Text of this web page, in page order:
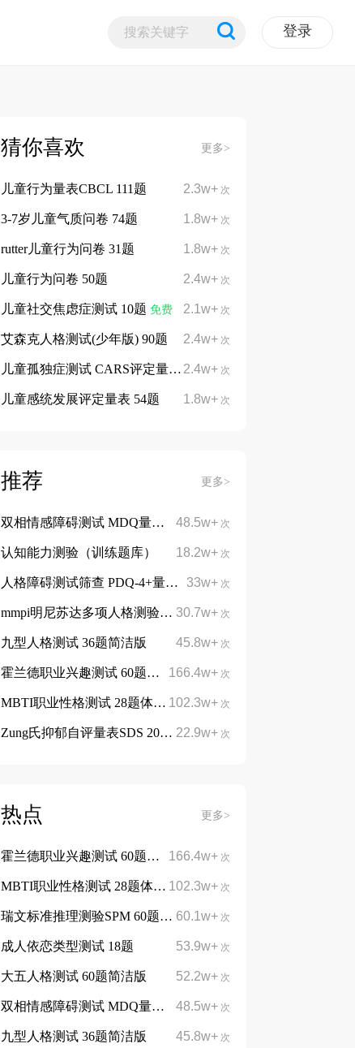
登录
猜你喜欢 更多>
2.3w+ 次
儿童行为量表CBCL 111题
1.8w+ 次
3-7岁儿童气质问卷 74题
1.8w+ 次
rutter儿童行为问卷 31题
2.4w+ 次
儿童行为问卷 50题
2.1w+ 次
儿童社交焦虑症测试 10题免费
2.4w+ 次
艾森克人格测试(少年版) 90题
2.4w+ 次
儿童孤独症测试 CARS评定量表 15题 免费
1.8w+ 次
儿童感统发展评定量表 54题
推荐 更多>
48.5w+ 次
双相情感障碍测试 MDQ量表13题
18.2w+ 次
认知能力测验（训练题库）
33w+ 次
人格障碍测试筛查 PDQ-4+量表 107题
30.7w+ 次
mmpi明尼苏达多项人格测验 566题完整版
45.8w+ 次
九型人格测试 36题简洁版
166.4w+ 次
霍兰德职业兴趣测试 60题简洁版 免费
102.3w+ 次
MBTI职业性格测试 28题体验版 免费
22.9w+ 次
Zung氏抑郁自评量表SDS 20题 免费
热点 更多>
166.4w+ 次
霍兰德职业兴趣测试 60题简洁版 免费
102.3w+ 次
MBTI职业性格测试 28题体验版 免费
60.1w+ 次
瑞文标准推理测验SPM 60题 免费
53.9w+ 次
成人依恋类型测试 18题
52.2w+ 次
大五人格测试 60题简洁版
48.5w+ 次
双相情感障碍测试 MDQ量表13题
45.8w+ 次
九型人格测试 36题简洁版